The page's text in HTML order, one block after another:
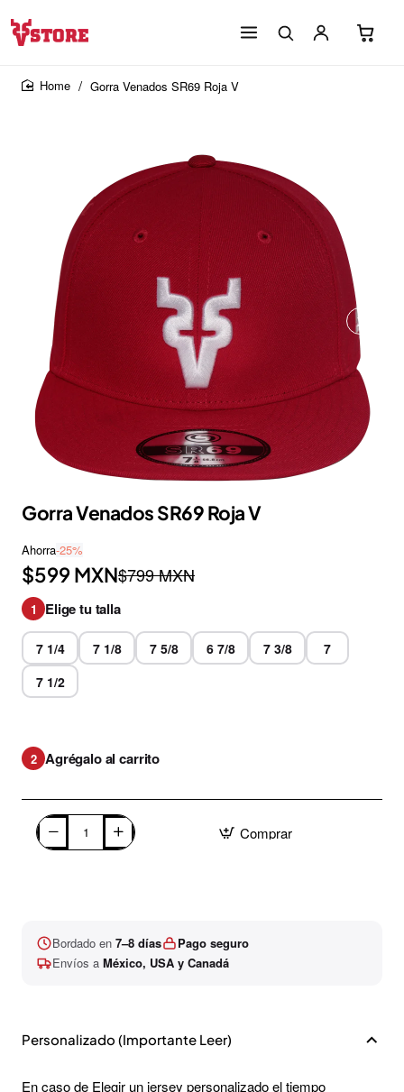
Gorra Venados SR69 Roja V
Gorra Venados SR69 Roja V
Ahorra-25%
$599 MXN$799 MXN
1 Elige tu talla
7 1/4 7 1/8 7 5/8 6 7/8 7 3/8
7
7 1/2
2 Agrégalo al carrito
Comprar
Bordado en 7–8 días
Pago seguro
Envíos a México, USA y Canadá
Personalizado (Importante Leer)
En caso de Elegir un jersey personalizado el tiempo